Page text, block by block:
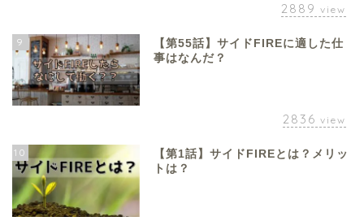
2889 view
9
【第55話】サイドFIREに適した仕
事はなんだ？
2836 view
10
【第1話】サイドFIREとは？メリッ
トは？